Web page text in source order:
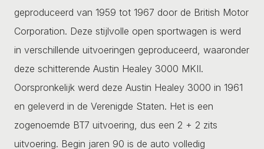
geproduceerd van 1959 tot 1967 door de British Motor
Corporation. Deze stijlvolle open sportwagen is werd
in verschillende uitvoeringen geproduceerd, waaronder
deze schitterende Austin Healey 3000 MKII.
Oorspronkelijk werd deze Austin Healey 3000 in 1961
en geleverd in de Verenigde Staten. Het is een
zogenoemde BT7 uitvoering, dus een 2 + 2 zits
uitvoering. Begin jaren 90 is de auto volledig